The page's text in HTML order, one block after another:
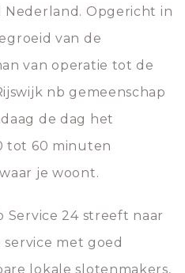
Nederland. Opgericht in
van de
van operatie tot de
nb gemeenschap
de dag het
tot 60 minuten
je woont.
Service 24 streeft naar
met goed
lokale slotenmakers,